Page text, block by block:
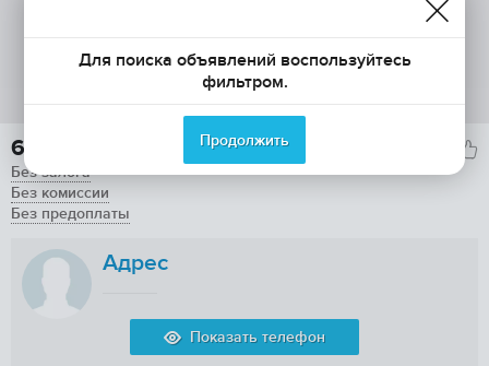
69 800
Без залога
Без комиссии
Без предоплаты
Адрес
Показать телефон
Для поиска объявлений воспользуйтесь
фильтром.
Продолжить